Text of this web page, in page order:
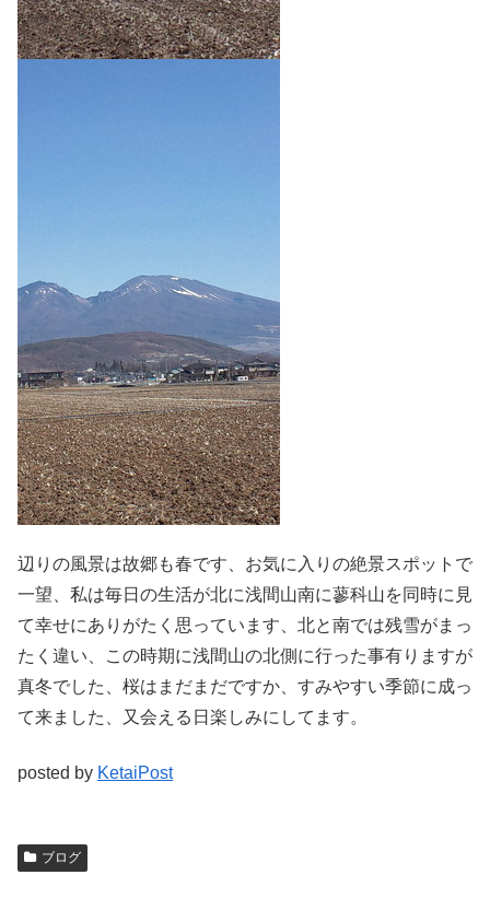
辺りの風景は故郷も春です、お気に入りの絶景スポットで
一望、私は毎日の生活が北に浅間山南に蓼科山を同時に見
て幸せにありがたく思っています、北と南では残雪がまっ
たく違い、この時期に浅間山の北側に行った事有りますが
真冬でした、桜はまだまだですか、すみやすい季節に成っ
て来ました、又会える日楽しみにしてます。
posted by KetaiPost
ブログ